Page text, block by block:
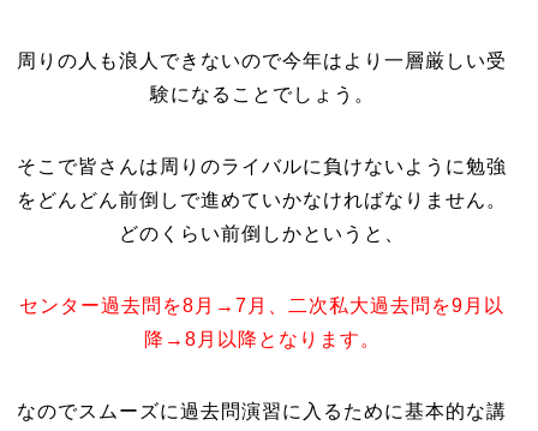
周りの人も浪人できないので今年はより一層厳しい受
験になることでしょう。
そこで皆さんは周りのライバルに負けないように勉強
をどんどん前倒しで進めていかなければなりません。
どのくらい前倒しかというと、
センター過去問を8月→7月、二次私大過去問を9月以
降→8月以降となります。
なのでスムーズに過去問演習に入るために基本的な講